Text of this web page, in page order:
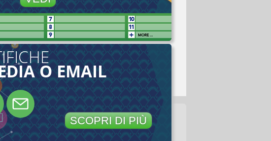
O EMAIL
SCOPRI DI PIÙ